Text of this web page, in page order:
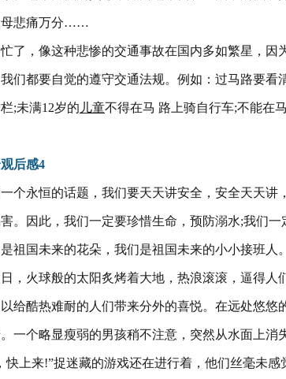
母悲痛万分……
了，像这种悲惨的交通事故在国内多如繁星，因
们都要自觉的遵守交通法规。例如：过马路要看
;未满12岁的 儿童不得在马 路上骑自行车;不能
后感4
个永恒的话题，我们要天天讲安全，安全天天
。因此，我们一定要珍惜生命，预防溺水;我们
祖国未来的花朵，我们是祖国未来的小小接班人
，火球般的太阳炙烤着大地，热浪滚滚，逼得
给酷热难耐的人们带来分外的喜悦。在远处悠悠
一个略显瘦弱的男孩稍不注意，突然从水面上消
快上来!”捉迷藏的游戏还在进行着，他们丝毫未感